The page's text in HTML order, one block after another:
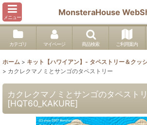
メニュー
MonsteraHouse
カテゴリ マイページ 商品検索 ご利用案内
ホーム > キット【ハワイアン】- タペストリー＆クッ
> カクレクマノミとサンゴのタペストリー
カクレクマノミとサンゴのタペスト
[HQT60_KAKURE]